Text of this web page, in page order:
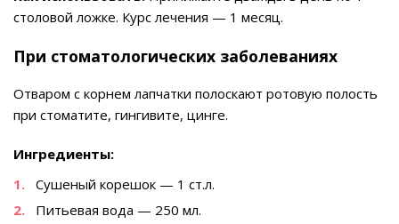
столовой ложке. Курс лечения — 1 месяц.
При стоматологических заболеваниях
Отваром с корнем лапчатки полоскают ротовую полость
при стоматите, гингивите, цинге.
Ингредиенты:
Сушеный корешок — 1 ст.л.
Питьевая вода — 250 мл.